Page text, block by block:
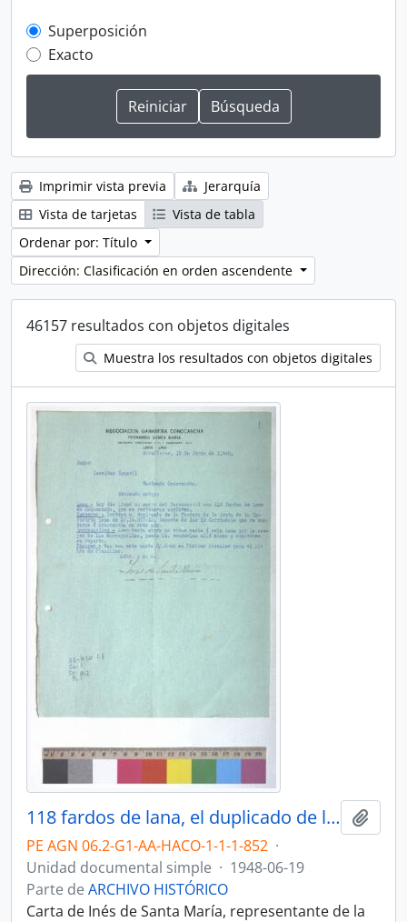
Superposición
Exacto
Imprimir vista previa
Jerarquía
Vista de tarjetas
Vista de tabla
Ordenar por: Título
Dirección: Clasificación en orden ascendente
46157 resultados con objetos digitales
Muestra los resultados con objetos digitales
118 fardos de lana, el duplicado de la factura y los timbres fiscales para el libro de planillas
PE AGN 06.2-G1-AA-HACO-1-1-1-852 ·
Unidad documental simple · 1948-06-19
Parte de ARCHIVO HISTÓRICO
Carta de Inés de Santa María, representante de la